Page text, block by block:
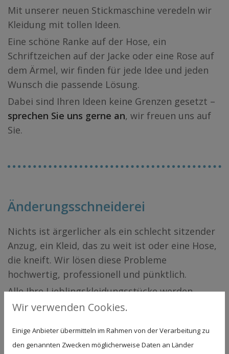
Mit unserer neuen Stickmaschine veredeln wir
Kleidung mit tollen Ideen.
Eine schöne Ranke auf der Hose, ein
Schriftzeichen auf der Jacke oder eine Rose auf
dem Ärmel, wir finden für jede Idee und jeden
Wunsch die passende Lösung.
Dabei sind Ihren Ideen keine Grenzen gesetzt –
sprechen Sie uns gerne an, wir freuen uns auf
Sie.
Änderungsschneiderei
Nichts ist ärgerlicher als ein schlecht sitzender
Anzug, ein Kleid, das zu weit ist oder eine Hose,
die kneift. Wir lösen diese Probleme
hochwertig, professionell und pünktlich.
Alle Ihre Lieblingskleidungsstücke werden
genau nach Ihren Wünschen geändert, denn ein
wichtig.
Wir verwenden Cookies.
Einige Anbieter übermitteln im Rahmen von der Verarbeitung zu
den genannten Zwecken möglicherweise Daten an Länder